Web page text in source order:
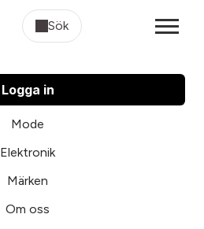
Sök
Logga in
Mode
Elektronik
Märken
Om oss